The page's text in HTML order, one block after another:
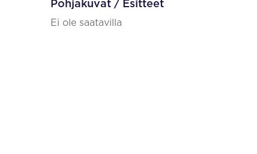
Pohjakuvat / Esitteet
Ei ole saatavilla